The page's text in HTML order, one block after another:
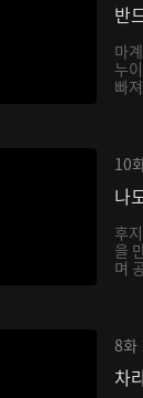
반
마
누
빠
10
나
후
을
며
8화
차